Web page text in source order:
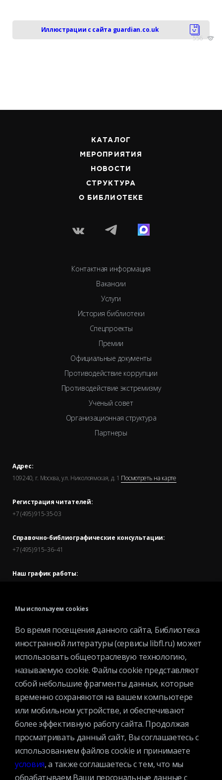
Иллюстрации с сайта guardian.co.uk
556
КАТАЛОГ
МЕРОПРИЯТИЯ
НОВОСТИ
СТРУКТУРА
О БИБЛИОТЕКЕ
Контактная информация
Вакансии
Услуги
История библиотеки
Спецпроекты
Премии
Официальные документы
Противодействие коррупции
Противодействие экстремизму
Ученый совет
Организационная структура
Партнеры
Адрес:
109240, г. Москва, ул. Николоямская, д. 1 Посмотреть на карте
Регистрация читателей:
+7 (495) 915-35-03
Справочно-библиографические консультации:
+7 (495) 915–36–41
Наш график работы:
полчаса до окончания работы.
© 2025 Федеральное государственное бюджетное учреждение
культуры «Всероссийская государственная библиотека
иностранной литературы имени М.И.Рудомино». Вся информация,
представленная на сайте охраняется авторским правом и другими
правами на интеллектуальную собственность и является
Мы используем cookies
Во время посещения данного сайта, Библиотека
иностранной литературы (сервисы libfl.ru) может
использовать общеотраслевую технологию,
называемую cookie. Файлы cookie представляют
собой небольшие фрагменты данных, которые
временно сохраняются на вашем компьютере
или мобильном устройстве, и обеспечивают
более эффективную работу сайта. Продолжая
просматривать данный сайт, Вы соглашаетесь с
использованием файлов cookie и принимаете
условия, а также соглашаетесь с тем, что мы
обрабатываем Ваши персональные данные с